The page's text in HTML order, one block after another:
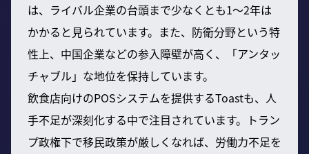
は、ライバル企業の台頭まで少なくとも1〜2年は
かかると見られています。また、防衛分野という特
性上、中国企業などの参入障壁が高く、「アンタッ
チャブル」な地位を保持しています。
飲食店向けのPOSシステムを提供するToastも、人
手不足が深刻化する中で注目されています。トラン
プ政権下で移民政策が厳しくなれば、労働力不足を